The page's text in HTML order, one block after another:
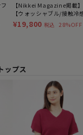
【Nikkei Magazine掲載】
【ウォッシャブル/接触冷
超冷感スムース プルオー
ー
¥19,800 税込 28%OFF
ップス